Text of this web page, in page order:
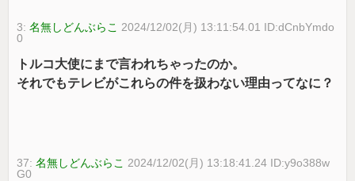
3:名無しどんぶらこ 2024/12/02(月) 13:11:54.01 ID:dCnbYmdo
0
トルコ大使にまで言われちゃったのか。
それでもテレビがこれらの件を扱わない理由ってなに？
37:名無しどんぶらこ 2024/12/02(月) 13:18:41.24 ID:y9o388w
G0